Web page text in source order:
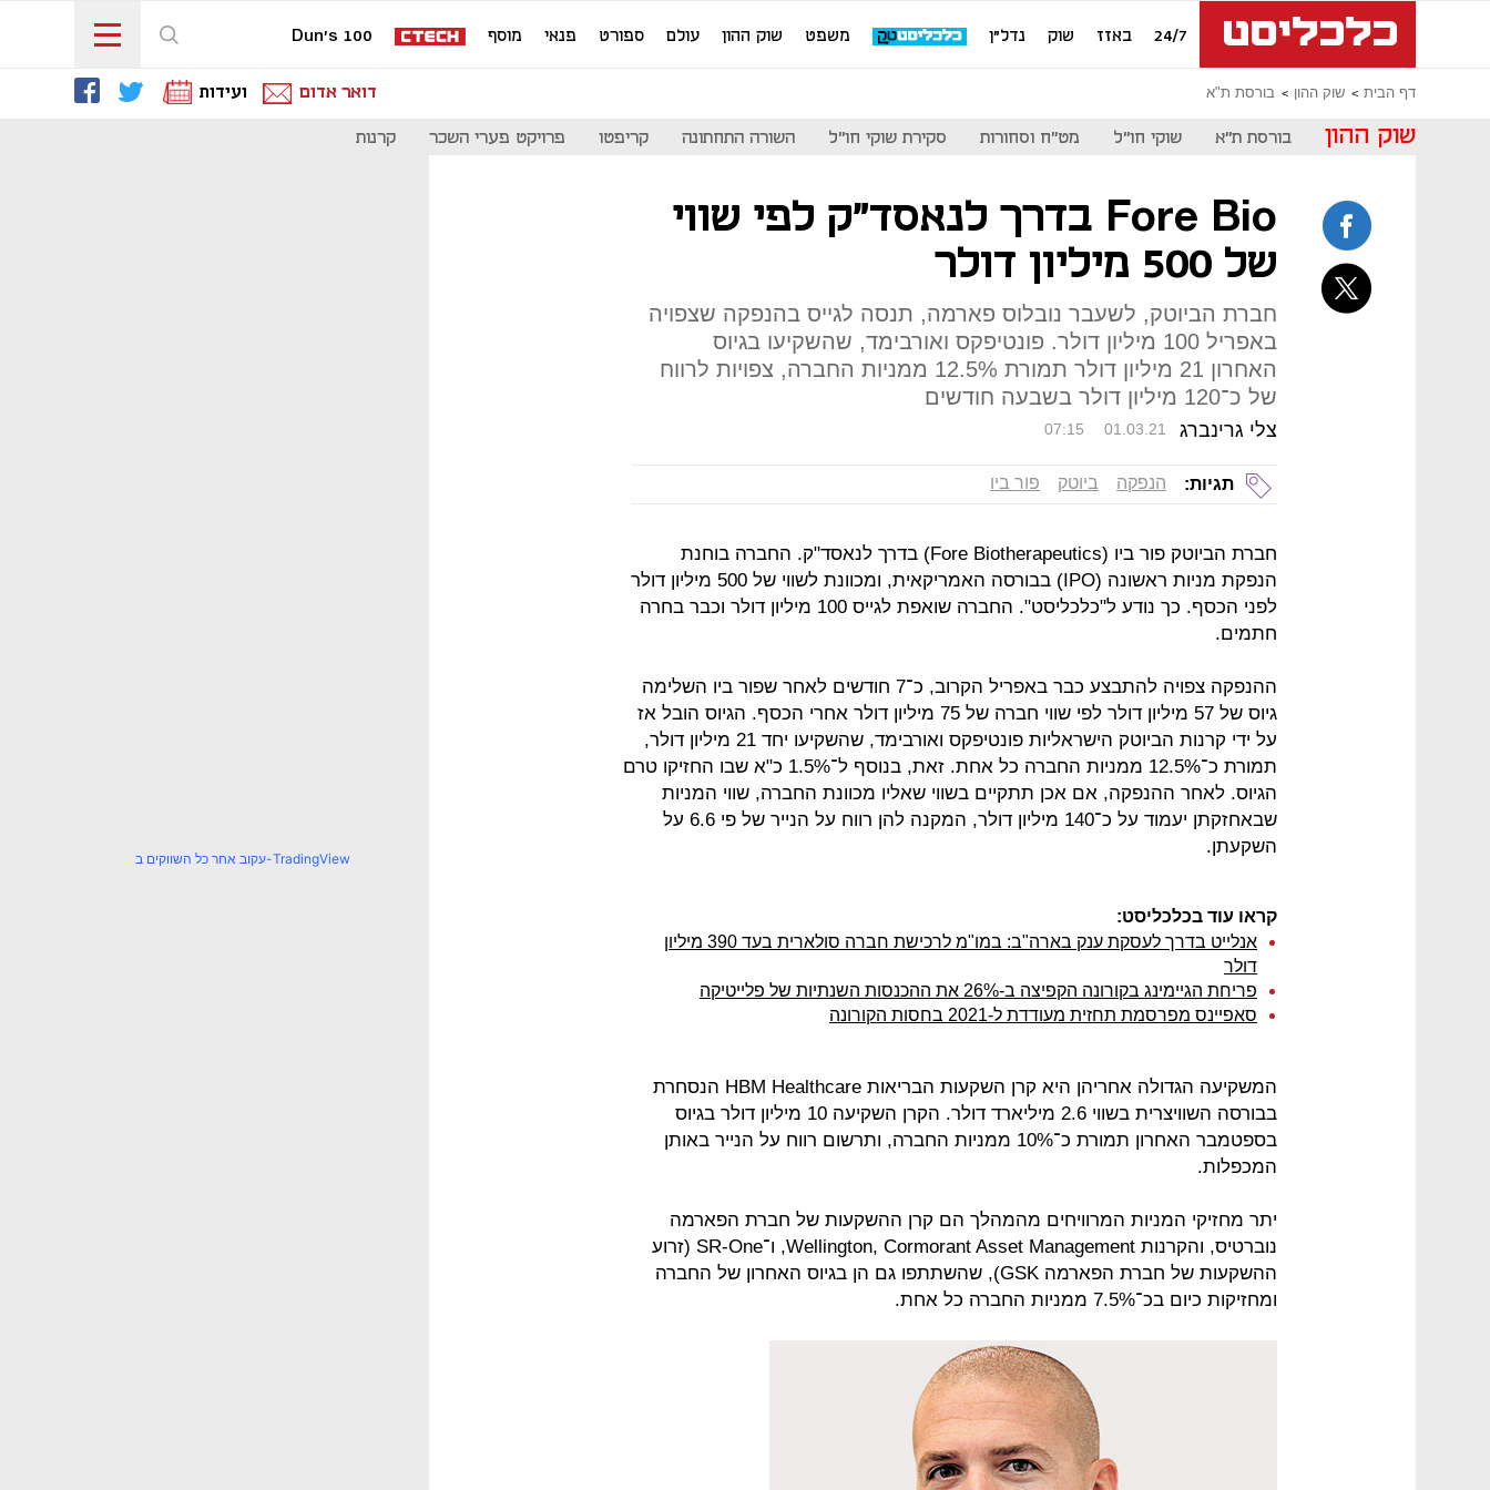
24/7 באזז שוק נדל"ן משפט שוק ההון עולם ספורט פנאי מוסף Dun's 100
דף הבית שוק ההון בורסת ת"א דואר אדום ועידות
שוק ההון בורסת ת"א שוקי חו"ל מט"ח וסחורות סקירת שוקי חו"ל השורה התחתונה קריפטו פרויקט פערי השכר קרנות
Fore Bio בדרך לנאסד"ק לפי שווי
של 500 מיליון דולר
חברת הביוטק, לשעבר נובלוס פארמה, תנסה לגייס בהנפקה שצפויה
באפריל 100 מיליון דולר. פונטיפקס ואורבימד, שהשקיעו בגיוס
האחרון 21 מיליון דולר תמורת 12.5% ממניות החברה, צפויות לרווח
של כ־120 מיליון דולר בשבעה חודשים
צלי גרינברג 07:15 01.03.21
תגיות: הנפקה ביוטק פור ביו
חברת הביוטק פור ביו (Fore Biotherapeutics) בדרך לנאסד"ק. החברה בוחנת
הנפקת מניות ראשונה (IPO) בבורסה האמריקאית, ומכוונת לשווי של 500 מיליון דולר
לפני הכסף. כך נודע ל"כלכליסט". החברה שואפת לגייס 100 מיליון דולר וכבר בחרה
חתמים.
ההנפקה צפויה להתבצע כבר באפריל הקרוב, כ־7 חודשים לאחר שפור ביו השלימה
גיוס של 57 מיליון דולר לפי שווי חברה של 75 מיליון דולר אחרי הכסף. הגיוס הובל אז
על ידי קרנות הביוטק הישראליות פונטיפקס ואורבימד, שהשקיעו יחד 21 מיליון דולר,
תמורת כ־12.5% ממניות החברה כל אחת. זאת, בנוסף ל־1.5% כ"א שבו החזיקו טרם
הגיוס. לאחר ההנפקה, אם אכן תתקיים בשווי שאליו מכוונת החברה, שווי המניות
שבאחזקתן יעמוד על כ־140 מיליון דולר, המקנה להן רווח על הנייר של פי 6.6 על
השקעתן.
קראו עוד בכלכליסט:
אנלייט בדרך לעסקת ענק בארה"ב: במו"מ לרכישת חברה סולארית בעד 390 מיליון
דולר
פריחת הגיימינג בקורונה הקפיצה ב-26% את ההכנסות השנתיות של פלייטיקה
סאפיינס מפרסמת תחזית מעודדת ל-2021 בחסות הקורונה
המשקיעה הגדולה אחריהן היא קרן השקעות הבריאות HBM Healthcare הנסחרת
בבורסה השוויצרית בשווי 2.6 מיליארד דולר. הקרן השקיעה 10 מיליון דולר בגיוס
בספטמבר האחרון תמורת כ־10% ממניות החברה, ותרשום רווח על הנייר באותן
המכפלות.
יתר מחזיקי המניות המרוויחים מהמהלך הם קרן ההשקעות של חברת הפארמה
נוברטיס, והקרנות Wellington, Cormorant Asset Management, ו־SR-One (זרוע
ההשקעות של חברת הפארמה GSK), שהשתתפו גם הן בגיוס האחרון של החברה
ומחזיקות כיום בכ־7.5% ממניות החברה כל אחת.
עקוב אחר כל השווקים ב-TradingView